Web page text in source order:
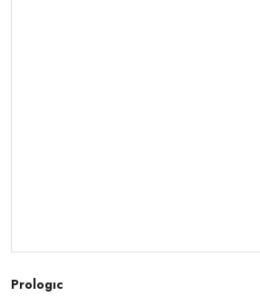
Prologıc